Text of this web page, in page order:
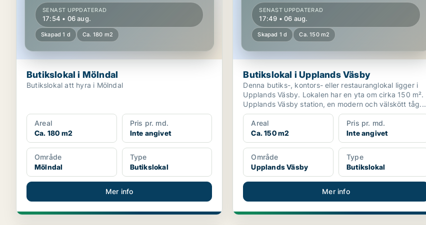
SENAST UPPDATERAD
17:54 • 06 aug.
Skapad 1 d Ca. 180 m2
Butikslokal i Mölndal
Butikslokal att hyra i Mölndal
Areal
Ca. 180 m2
Pris pr. md.
Inte angivet
Område
Mölndal
Type
Butikslokal
Mer info
SENAST UPPDATERAD
17:49 • 06 aug.
Skapad 1 d Ca. 150 m2
Butikslokal i Upplands Väsby
Denna butiks-, kontors- eller restauranglokal ligger i
Upplands Väsby. Lokalen har en yta om cirka 150 m².
Upplands Väsby station, en modern och välskött tåg...
Areal
Ca. 150 m2
Pris pr. md.
Inte angivet
Område
Upplands Väsby
Type
Butikslokal
Mer info